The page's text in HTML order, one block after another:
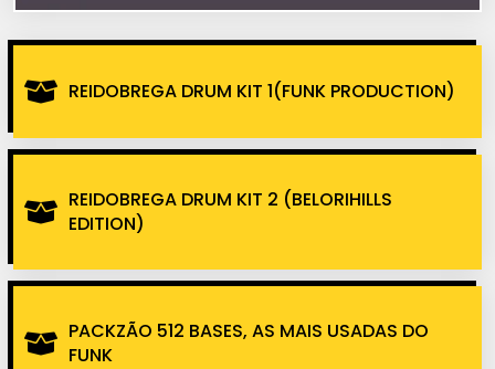
REIDOBREGA DRUM KIT 1(FUNK PRODUCTION)
REIDOBREGA DRUM KIT 2 (BELORIHILLS
EDITION)
PACKZÃO 512 BASES, AS MAIS USADAS DO
FUNK